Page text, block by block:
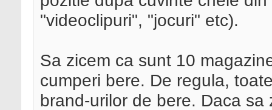
"videoclipuri", "jocuri" etc).
Sa zicem ca sunt 10
cumperi bere. De regula,
brand-urilor de bere. Daca